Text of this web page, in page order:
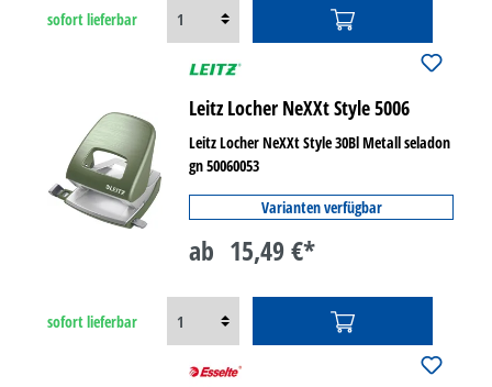
sofort lieferbar
Leitz Locher NeXXt Style 5006
Leitz Locher NeXXt Style 30Bl Metall seladon
gn 50060053
Varianten verfügbar
ab 15,49 €*
sofort lieferbar